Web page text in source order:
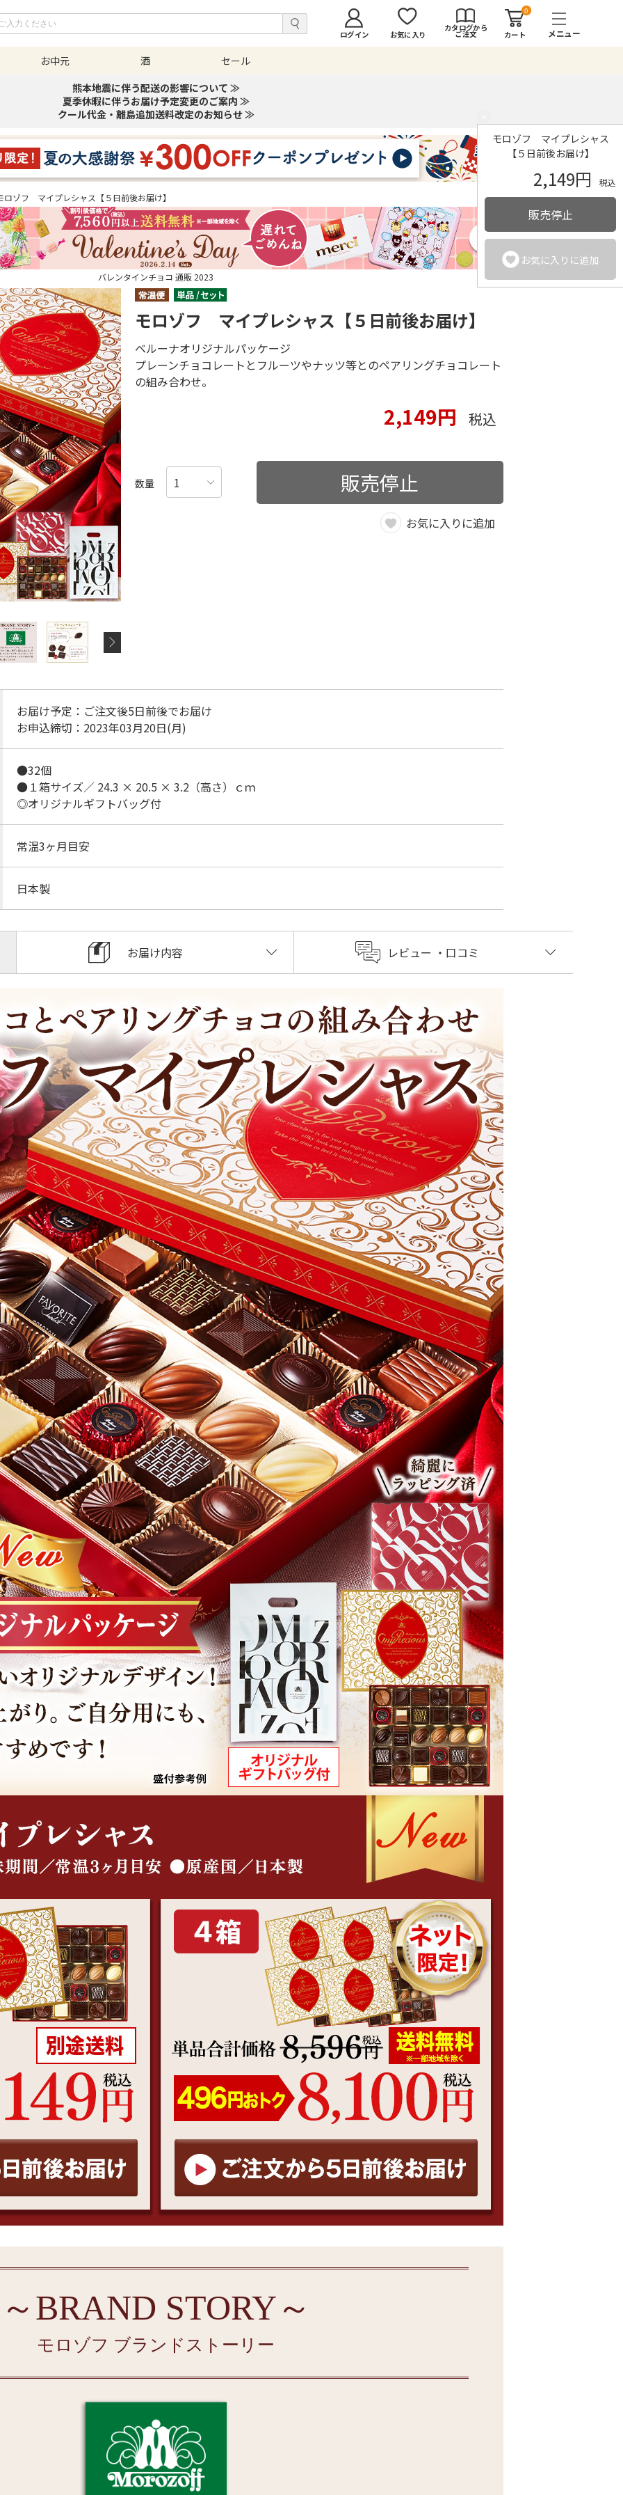
ログイン お気に入り
カタログから
ご注文
0
カート
お中元 酒
セール
熊本地震に伴う配送の影響について ≫
夏季休暇に伴うお届け予定変更のご案内 ≫
クール代金・離島追加送料改定のお知らせ ≫
ロゾフ マイプレシャス【５日前後お届け】
モロゾフ マイプレシャス
【５日前後お届け】
2,149円 税込
販売停止
お気に入りに追加
バレンタインチョコ 通販 2023
モロゾフ マイプレシャス【５日前後お届け】
ベルーナオリジナルパッケージ
プレーンチョコレートとフルーツやナッツ等とのペアリングチョコレート
の組み合わせ。
2,149円 税込
数量 販売停止
お気に入りに追加
お届け予定：ご注文後5日前後でお届け
お申込締切：2023年03月20日(月)
●32個
●１箱サイズ／ 24.3 × 20.5 × 3.2（高さ）ｃｍ
◎オリジナルギフトバッグ付
常温3ヶ月目安
日本製
お届け内容 レビュー ・口コミ
～BRAND STORY～
モロゾフ ブランドストーリー